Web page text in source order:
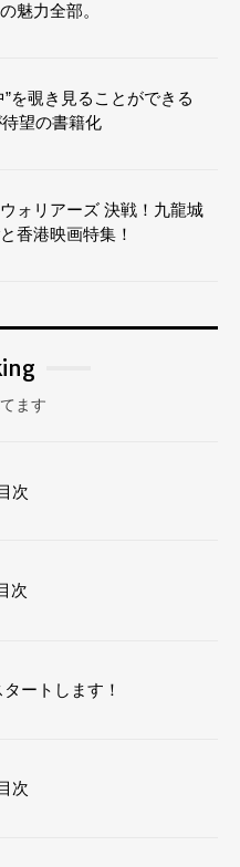
魅力全部。
”を覗き見ることができる
望の書籍化
ォリアーズ 決戦！九龍城
香港映画特集！
ます
次
次
ートします！
次